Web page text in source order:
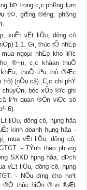
bÞ trong c¸c phßng lµm
trÞ, gi¶ng ®­êng, phßng
xuÊt vËt liÖu, dông cô
1.1. Gi¸ thùc tÕ nhËp
ngoµi nhËp kho ®­îc
®¬n, c¸c kháan thuÕ
khÈu, thuÕ tiªu thô ®Æc
(nÕu cã). C¸c chi phÝ
chuyÓn, bèc xÕp ®­îc ghi
liªn quan ®Õn viÖc sö
6).
liÖu, dông cô, hµng hãa
kinh doanh hµng hãa -
mua vËt liÖu, dông cô,
- TÝnh theo ph­¬ng
SXKD hµng hãa, dÞch
vËt liÖu, dông cô, hµng
- NÕu dïng cho ho¹t
®Ó thùc hiÖn ®¬n ®Æt